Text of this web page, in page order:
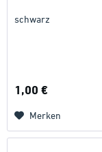
schwarz
1,00 €
Merken